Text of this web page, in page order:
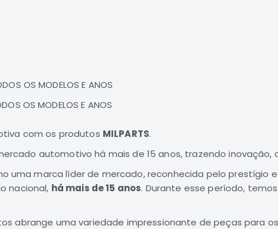
OS MODELOS E ANOS
OS MODELOS E ANOS
com os produtos MILPARTS.
automotivo há mais de 15 anos, trazendo inovação,
uma marca líder de mercado, reconhecida pelo prestígio
nacional, há mais de 15 anos. Durante esse período,
abrange uma variedade impressionante de peças para